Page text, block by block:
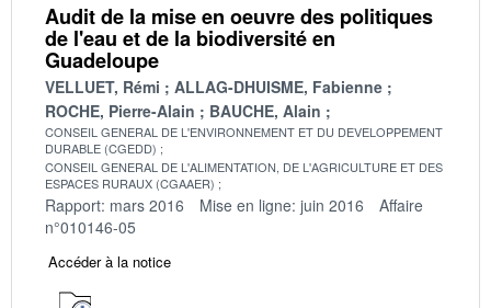
Audit de la mise en oeuvre des politiques
de l'eau et de la biodiversité en
Guadeloupe
VELLUET, Rémi
ALLAG-DHUISME, Fabienne
ROCHE, Pierre-Alain
BAUCHE, Alain
CONSEIL GENERAL DE L'ENVIRONNEMENT ET DU DEVELOPPEMENT
DURABLE (CGEDD)
CONSEIL GENERAL DE L'ALIMENTATION, DE L'AGRICULTURE ET DES
ESPACES RURAUX (CGAAER)
Rapport: mars 2016 Mise en ligne: juin 2016
Affaire
n°010146-05
Accéder à la notice